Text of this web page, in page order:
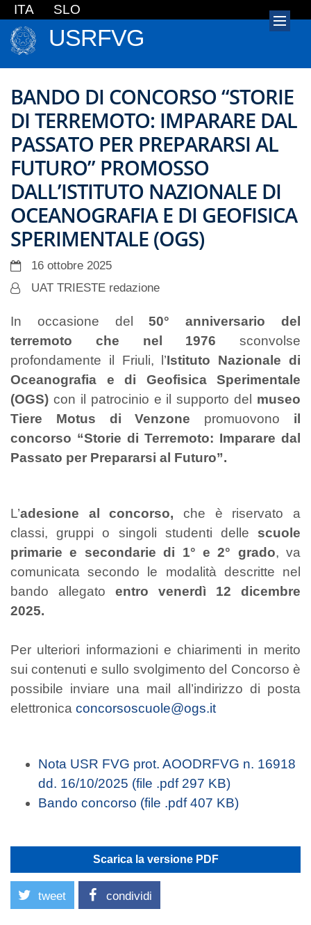
ITA SLO
USRFVG
BANDO DI CONCORSO “STORIE
DI TERREMOTO: IMPARARE DAL
PASSATO PER PREPARARSI AL
FUTURO” PROMOSSO
DALL’ISTITUTO NAZIONALE DI
OCEANOGRAFIA E DI GEOFISICA
SPERIMENTALE (OGS)
16 ottobre 2025
UAT TRIESTE redazione
In occasione del50° anniversario del
terremoto che nel 1976 sconvolse
profondamente il Friuli, l’Istituto Nazionale di
Oceanografia e di Geofisica Sperimentale
(OGS) con il patrocinio e il supporto del museo
Tiere Motus di Venzone promuovono il
concorso “Storie di Terremoto: Imparare dal
Passato per Prepararsi al Futuro”.
L’adesione al concorso, che è riservato a
classi, gruppi o singoli studenti delle
scuole
primarie e secondarie di 1° e 2° grado, va
comunicata secondo le modalità descritte nel
bando allegato entro venerdì 12 dicembre
2025.
Per ulteriori informazioni e chiarimenti in merito
sui contenuti e sullo svolgimento del Concorso è
possibile inviare una mail all’indirizzo di posta
elettronica concorsoscuole@ogs.it
Nota USR FVG prot. AOODRFVG n. 16918
dd. 16/10/2025 (file .pdf 297 KB)
Bando concorso (file .pdf 407 KB)
Scarica la versione PDF
tweet condividi